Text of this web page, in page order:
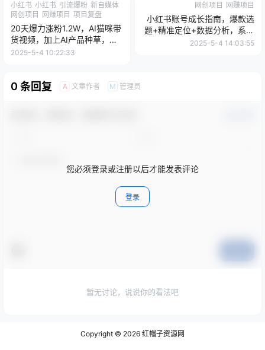
小红书 小红书 引流爆粉 新自媒体
网创项目
网赚项目 项目复盘
20天爆力涨粉1.2W，AI猫咪带
货视频，加上AI产品种草，变
现能力杠杠的
2025-5-4 10:22:33
网创项目 网赚项目
小红书账号成长指南，爆款选
题+精准定位+数据分析，系统
提升账号变现能力
2025-5-4 14:03:55
0 条回复 A 文章作者 M 管理员
您必须登录或注册以后才能发表评论
登录
暂无讨论，说说你的看法吧
Copyright © 2026 红帽子资源网